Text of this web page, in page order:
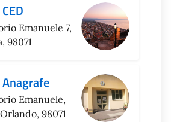
Emanuele 7,
98071
Emanuele,
98071